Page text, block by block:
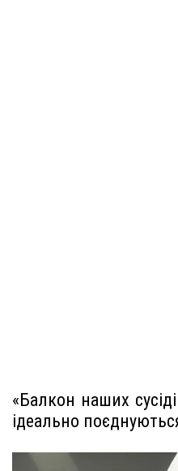
«Балкон наших
ідеально